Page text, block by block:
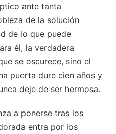
ante tanta
de la solución
de lo que puede
él, la verdadera
se oscurece, sino el
puerta dure cien años y
deje de ser hermosa.
a ponerse tras los
entra por los